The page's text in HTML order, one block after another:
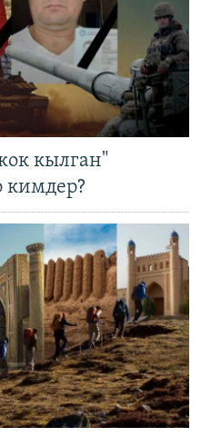
кылган"
кимдер?